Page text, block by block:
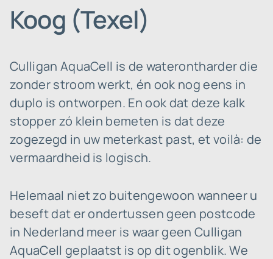
Koog (Texel)
Culligan AquaCell is de waterontharder die
zonder stroom werkt, én ook nog eens in
duplo is ontworpen. En ook dat deze kalk
stopper zó klein bemeten is dat deze
zogezegd in uw meterkast past, et voilà: de
vermaardheid is logisch.
Helemaal niet zo buitengewoon wanneer u
beseft dat er ondertussen geen postcode
in Nederland meer is waar geen Culligan
AquaCell geplaatst is op dit ogenblik. We